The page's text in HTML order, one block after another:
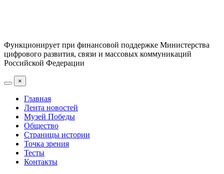
Функционирует при финансовой поддержке Министерства
цифрового развития, связи и массовых коммуникаций
Российской Федерации
×
Главная
Лента новостей
Музей Победы
Общество
Страницы истории
Точка зрения
Тесты
Контакты